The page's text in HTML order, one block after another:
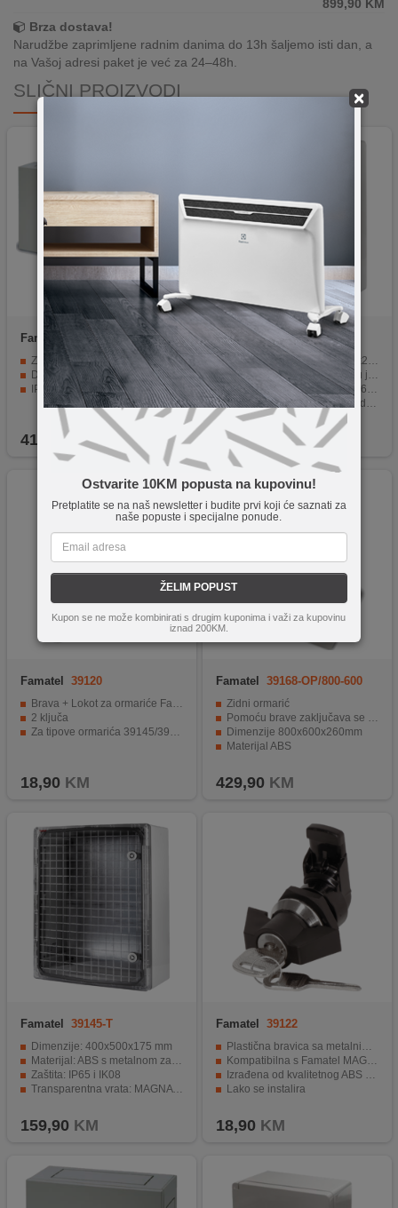
×
Ostvarite 10KM popusta na kupovinu!
Pretplatite se na naš newsletter i budite prvi koji će saznati za
naše popuste i specijalne ponude.
ŽELIM POPUST
Kupon se ne može kombinirati s drugim kuponima i važi za kupovinu
iznad 200KM.
899,90 KM
Brza dostava!
Narudžbe zaprimljene radnim danima do 13h šaljemo isti dan, a
na Vašoj adresi paket je već za 24–48h.
SLIČNI PROIZVODI
Famatel 3237-OM/550-1000
Zidni ormarić metalni
Dimenzija 550x1000x170
IP34/IP55
419,90 KM
Famatel 39123-T
Dimenzije ormarića su 280x210x130 mm.
Prozirna vrata omogućavaju jasan pogled unutar.
Zaštita od prašine i vode (IP65).
Materijal ABS za trajnost i izdržljivost.
Standardi sukladni s IEC propisima.
79,90KM
Famatel 39120
Brava + Lokot za ormariće Famatel MAGNA
2 ključa
Za tipove ormarića 39145/39146/39157/39168
18,90 KM
Famatel 39168-OP/800-600
Zidni ormarić
Pomoću brave zaključava se ključem
Dimenzije 800x600x260mm
Materijal ABS
429,90 KM
Famatel 39145-T
Dimenzije: 400x500x175 mm
Materijal: ABS s metalnom zadnjom pločom
Zaštita: IP65 i IK08
Transparentna vrata: MAGNA s bravom
159,90 KM
Famatel 39122
Plastična bravica sa metalnim umetkom
Kompatibilna s Famatel MAGNA ormarićima 39123 i 39134
Izrađena od kvalitetnog ABS plastičnog materijala
Lako se instalira
18,90 KM